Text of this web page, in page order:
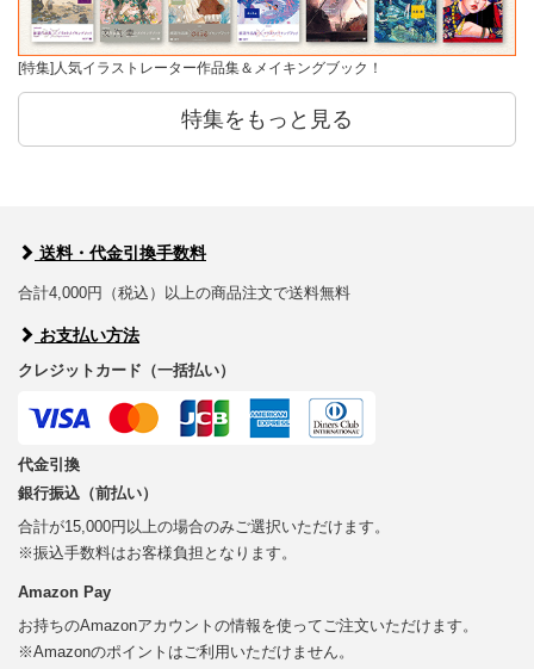
[特集]人気イラストレーター作品集＆メイキングブック！
特集をもっと見る
送料・代金引換手数料
合計4,000円（税込）以上の商品注文で送料無料
お支払い方法
クレジットカード（一括払い）
代金引換
銀行振込（前払い）
合計が15,000円以上の場合のみご選択いただけます。
※振込手数料はお客様負担となります。
Amazon Pay
お持ちのAmazonアカウントの情報を使ってご注文いただけます。
※Amazonのポイントはご利用いただけません。